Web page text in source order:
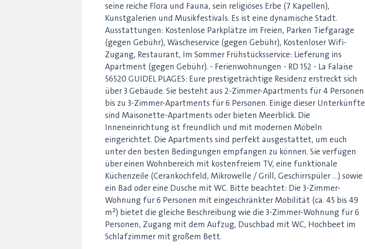
seine reiche Flora und Fauna, sein religiöses Erbe (7 Kapellen),
Kunstgalerien und Musikfestivals. Es ist eine dynamische Stadt.
Ausstattungen: Kostenlose Parkplätze im Freien, Parken Tiefgarage
(gegen Gebühr), Wäscheservice (gegen Gebühr), Kostenloser Wifi-
Zugang, Restaurant, Im Sommer Frühstücksservice: Lieferung ins
Apartment (gegen Gebühr). - Ferienwohnungen - RD 152 - La Falaise
56520 GUIDEL PLAGES: Eure prestigeträchtige Residenz erstreckt sich
über 3 Gebäude. Sie besteht aus 2-Zimmer-Apartments für 4 Personen
bis zu 3-Zimmer-Apartments für 6 Personen. Einige dieser Unterkünfte
sind Maisonette-Apartments oder bieten Meerblick. Die
Inneneinrichtung ist freundlich und mit modernen Möbeln
eingerichtet. Die Apartments sind perfekt ausgestattet, um euch
unter den besten Bedingungen empfangen zu können. Sie verfügen
über einen Wohnbereich mit kostenfreiem TV, eine funktionale
Küchenzeile (Cerankochfeld, Mikrowelle / Grill, Geschirrspüler ...) sowie
ein Bad oder eine Dusche mit WC. Bitte beachtet: Die 3-Zimmer-
Wohnung für 6 Personen mit eingeschränkter Mobilität (ca. 45 bis 49
m²) bietet die gleiche Beschreibung wie die 3-Zimmer-Wohnung für 6
Personen, Zugang mit dem Aufzug, Duschbad mit WC, Hochbeet im
Schlafzimmer mit großem Bett.